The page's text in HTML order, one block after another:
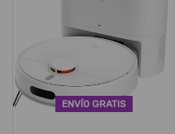
ENVÍO GRATIS